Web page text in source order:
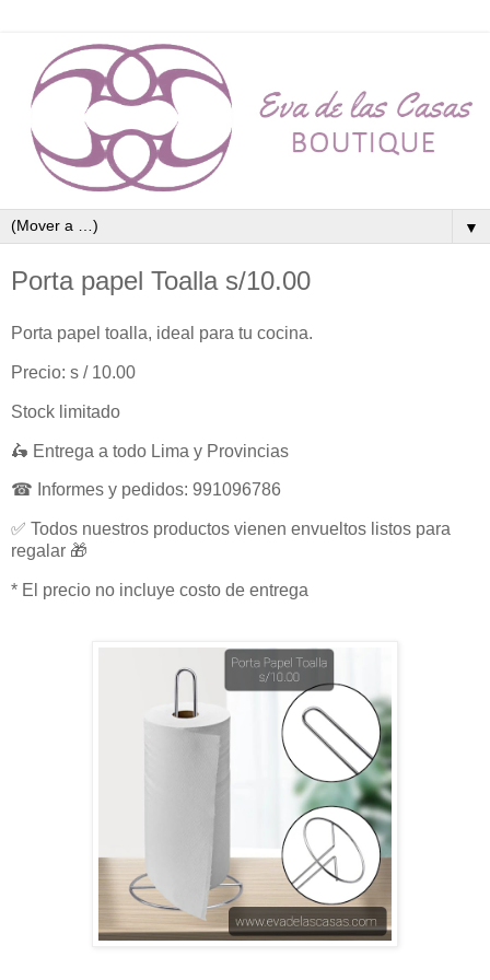
▼
Porta papel Toalla s/10.00
Porta papel toalla, ideal para tu cocina.
Precio: s / 10.00
Stock limitado
🛵 Entrega a todo Lima y Provincias
☎ Informes y pedidos: 991096786
✅ Todos nuestros productos vienen envueltos listos para
regalar 🎁
* El precio no incluye costo de entrega